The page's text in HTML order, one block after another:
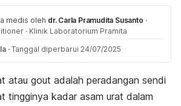
medis oleh dr. Carla Pramudita Susanto ·
· Klinik Laboratorium Pramita
· Tanggal diperbarui 24/07/2025
atau gout adalah peradangan sendi
tingginya kadar asam urat dalam